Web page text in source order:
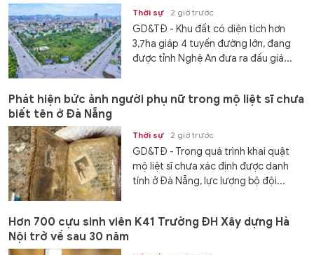
Thời sự 2 giờ trước
GD&TĐ - Khu đất có diện tích hơn
3,7ha giáp 4 tuyến đường lớn, đang
được tỉnh Nghệ An đưa ra đấu giá...
Phát hiện bức ảnh người phụ nữ trong mộ liệt sĩ chưa
biết tên ở Đà Nẵng
Thời sự 2 giờ trước
GD&TĐ - Trong quá trình khai quật
mộ liệt sĩ chưa xác định được danh
tính ở Đà Nẵng, lực lượng bộ đội...
Hơn 700 cựu sinh viên K41 Trường ĐH Xây dựng Hà
Nội trở về sau 30 năm